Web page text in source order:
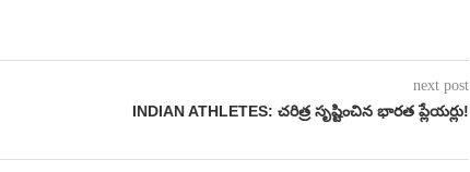
next post
INDIAN ATHLETES: చరిత్ర సృష్టించిన భారత ప్లేయర్లు!